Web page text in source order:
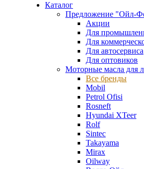
Каталог
Предложение "Ойл-
Акции
Для
Для
Для автосервиса
Для оптовиков
Моторные масла для
Все бренды
Mobil
Petrol Ofisi
Rosneft
Hyundai XTeer
Rolf
Sintec
Takayama
Mirax
Oilway